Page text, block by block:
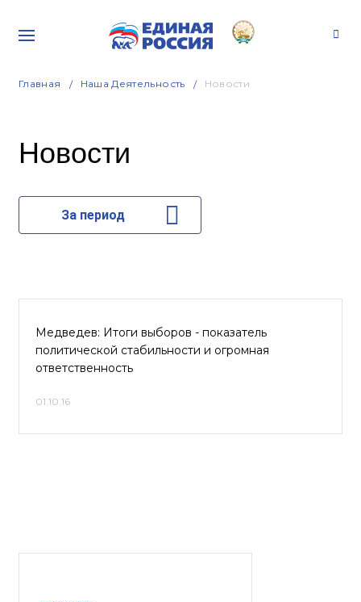
Главная Наша Деятельность Новости
Новости
За период
Медведев: Итоги выборов - показатель
политической стабильности и огромная
ответственность
01.10.16